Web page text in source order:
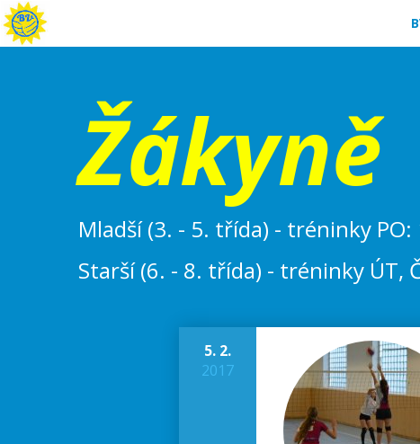
Žákyně
Mladší (3. - 5. třída) - tréninky
Starší (6. - 8. třída) - tréninky ÚT,
5. 2.
2017